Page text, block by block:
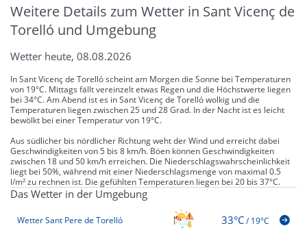
Weitere Details zum Wetter in Sant Vicenç de
Torelló und Umgebung
Wetter heute, 08.08.2026
In Sant Vicenç de Torelló scheint am Morgen die Sonne bei Temperaturen
von 19°C. Mittags fällt vereinzelt etwas Regen und die Höchstwerte liegen
bei 34°C. Am Abend ist es in Sant Vicenç de Torelló wolkig und die
Temperaturen liegen zwischen 25 und 28 Grad. In der Nacht ist es leicht
bewölkt bei einer Temperatur von 19°C.
Aus südlicher bis nördlicher Richtung weht der Wind und erreicht dabei
Geschwindigkeiten von 5 bis 8 km/h. Böen können Geschwindigkeiten
zwischen 18 und 50 km/h erreichen. Die Niederschlagswahrscheinlichkeit
liegt bei 50%, während mit einer Niederschlagsmenge von maximal 0.5
l/m² zu rechnen ist. Die gefühlten Temperaturen liegen bei 20 bis 37°C.
Das Wetter in der Umgebung
Wetter Sant Pere de Torelló 33°C/19°C